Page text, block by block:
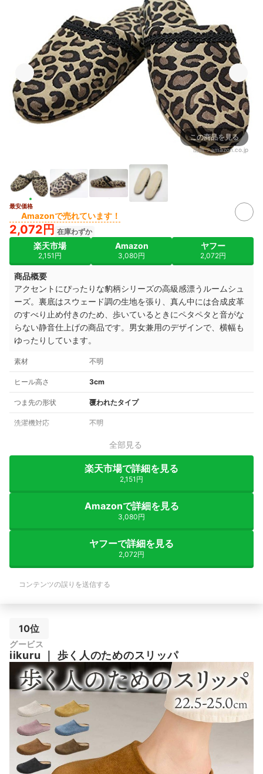
この商品を見る
出典：amazon.co.jp
最安価格
Amazonで売れています！
2,072円 在庫わずか
楽天市場
2,151円
Amazon
3,080円
ヤフー
2,072円
商品概要
アクセントにぴったりな豹柄シリーズの高級感漂うルームシュ
ーズ。裏底はスウェード調の生地を張り、真ん中には合成皮革
のすべり止め付きのため、歩いているときにペタペタと音がな
らない静音仕上げの商品です。男女兼用のデザインで、横幅も
ゆったりしています。
素材 不明
ヒール高さ 3cm
つま先の形状 覆われたタイプ
洗濯機対応 不明
全部見る
楽天市場で詳細を見る
2,151円
Amazonで詳細を見る
3,080円
ヤフーで詳細を見る
2,072円
コンテンツの誤りを送信する
10位
グービス
iikuru 歩く人のためのスリッパ